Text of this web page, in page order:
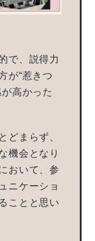
で、説得力
が“惹きつ
高かった
どまらず、
機会となり
おいて、参
ニケーショ
ことと思い